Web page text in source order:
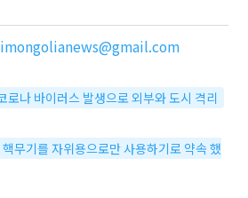
로나 바이러스 발생으로 외부와 도시 격리
무기를 자위용으로만 사용하기로 약속 했